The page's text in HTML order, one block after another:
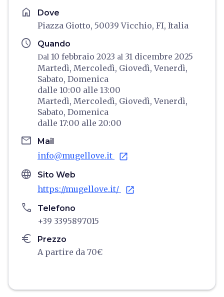
home Dove
Piazza Giotto, 50039 Vicchio, FI, Italia
schedule Quando
Dal 10 febbraio 2023 al 31 dicembre 2025
Martedì, Mercoledì, Giovedì,Venerdì,
Sabato, Domenica
dalle 10:00 alle 13:00
Martedì, Mercoledì, Giovedì,Venerdì,
Sabato, Domenica
dalle 17:00 alle 20:00
email Mail
info@mugellove.it open_in_new
language Sito Web
https://mugellove.it/ open_in_new
phone Telefono
+39 3395897015
euro Prezzo
A partire da 70€